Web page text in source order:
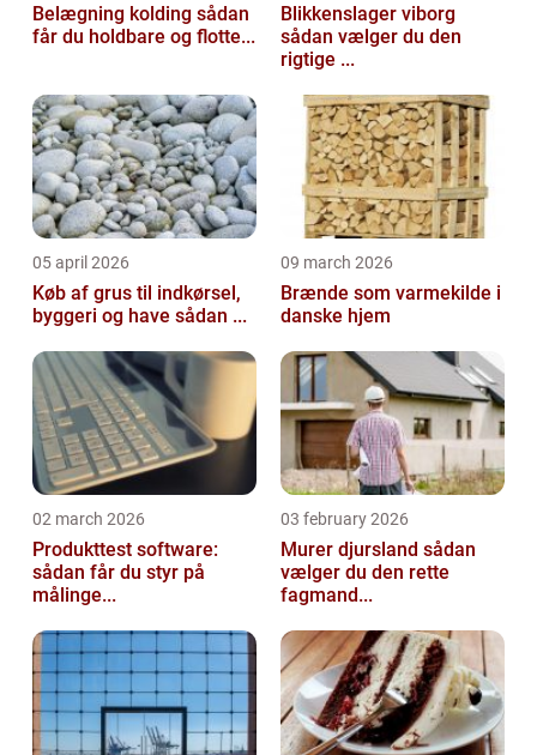
Belægning kolding sådan
får du holdbare og flotte...
Blikkenslager viborg
sådan vælger du den
rigtige ...
05 april 2026
Køb af grus til indkørsel,
byggeri og have sådan ...
09 march 2026
Brænde som varmekilde i
danske hjem
02 march 2026
Produkttest software:
sådan får du styr på
målinge...
03 february 2026
Murer djursland sådan
vælger du den rette
fagmand...